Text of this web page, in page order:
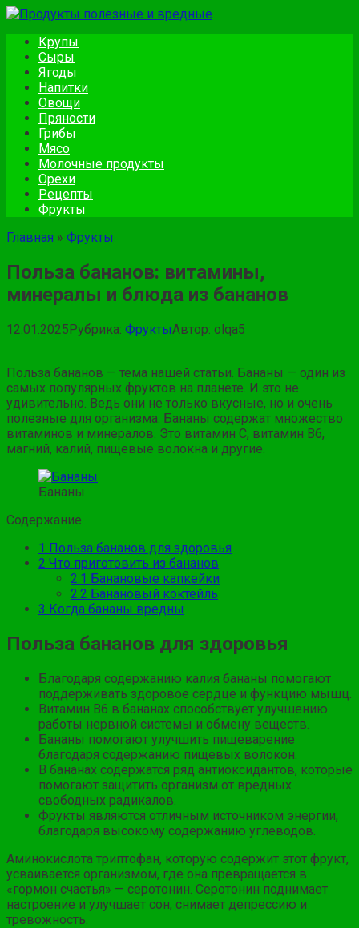
Перейти
контентуКрупы
Сыры
Ягоды
Напитки
Овощи
Пряности
Грибы
Мясо
Молочные продукты
Орехи
Рецепты
Фрукты
Главная » Фрукты
Польза бананов: витамины,
минералы и блюда из бананов
12.01.2025Рубрика: ФруктыАвтор: olqa5
Польза бананов — тема нашей статьи. Бананы — один из
самых популярных фруктов на планете. И это не
удивительно. Ведь они не только вкусные, но и очень
полезные для организма. Бананы содержат множество
витаминов и минералов. Это витамин С, витамин В6,
магний, калий, пищевые волокна и другие.
Бананы
Содержание
1 Польза бананов для здоровья
2 Что приготовить из бананов
2.1 Банановые капкейки
2.2 Банановый коктейль
3 Когда бананы вредны
Польза бананов для здоровья
Благодаря содержанию калия бананы помогают
поддерживать здоровое сердце и функцию мышц.
Витамин В6 в бананах способствует улучшению
работы нервной системы и обмену веществ.
Бананы помогают улучшить пищеварение
благодаря содержанию пищевых волокон.
В бананах содержатся ряд антиоксидантов, которые
помогают защитить организм от вредных
свободных радикалов.
Фрукты являются отличным источником энергии,
благодаря высокому содержанию углеводов.
Аминокислота триптофан, которую содержит этот фрукт,
усваивается организмом, где она превращается в
«гормон счастья» — серотонин. Серотонин поднимает
настроение и улучшает сон, снимает депрессию и
тревожность.